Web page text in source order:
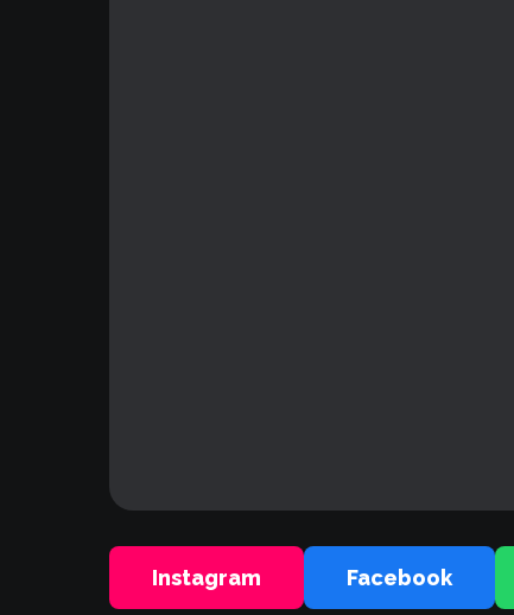
Instagram Facebook